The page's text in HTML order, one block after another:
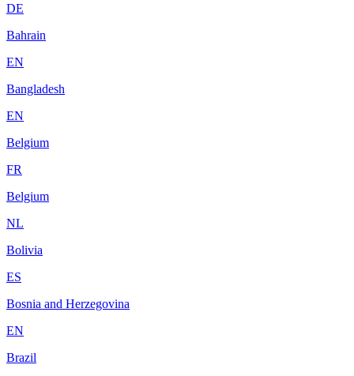
DE
Bahrain
EN
Bangladesh
EN
Belgium
FR
Belgium
NL
Bolivia
ES
Bosnia and Herzegovina
EN
Brazil